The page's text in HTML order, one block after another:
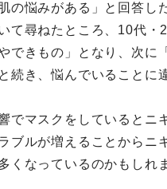
の悩みがある」と回答し
て尋ねたところ、10代・
できもの」となり、次に
続き、悩んでいることに
でマスクをしているとニ
ブルが増えることからニ
くなっているのかもしれ